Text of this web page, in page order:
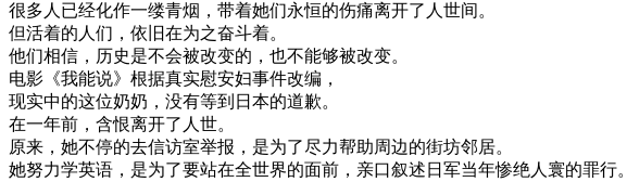
很多人已经化作一缕青烟，带着她们永恒的伤痛离开了人世间。
但活着的人们，依旧在为之奋斗着。
他们相信，历史是不会被改变的，也不能够被改变。
电影《我能说》根据真实慰安妇事件改编，
现实中的这位奶奶，没有等到日本的道歉。
在一年前，含恨离开了人世。
原来，她不停的去信访室举报，是为了尽力帮助周边的街坊邻居。
她努力学英语，是为了要站在全世界的面前，亲口叙述日军当年惨绝人寰的罪行。